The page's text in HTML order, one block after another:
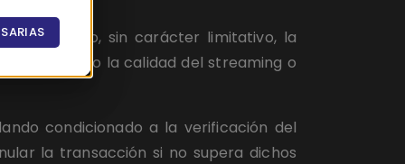
incluyendo, sin carácter limitativo, la
así como la calidad del streaming o
condicionado a la verificación del
la transacción si no supera dichos